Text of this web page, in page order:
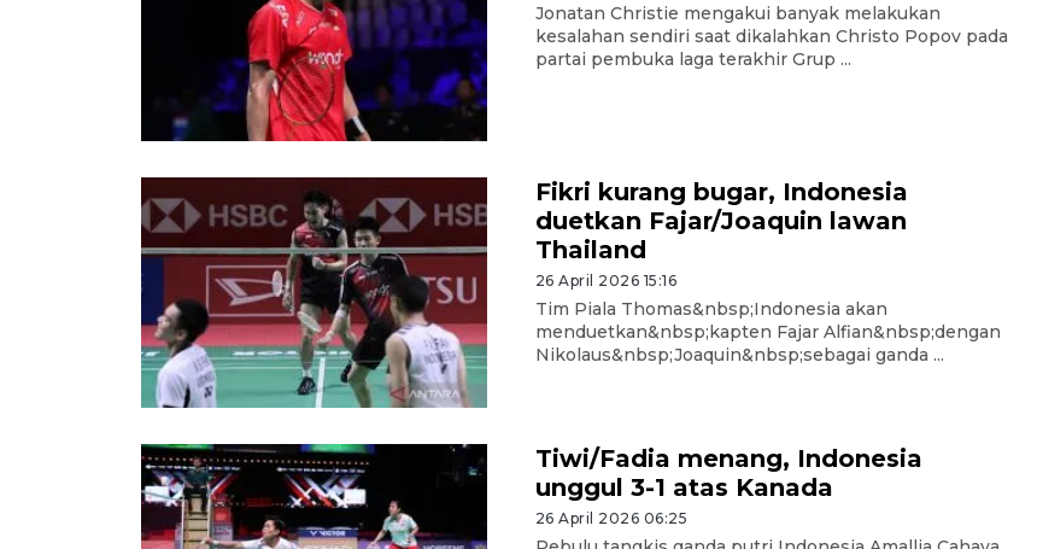
Jonatan Christie mengakui banyak melakukan
kesalahan sendiri saat dikalahkan Christo Popov pada
partai pembuka laga terakhir Grup ...
Fikri kurang bugar, Indonesia
duetkan Fajar/Joaquin lawan
Thailand
26 April 2026 15:16
Tim Piala Thomas&nbsp;Indonesia akan
menduetkan&nbsp;kapten Fajar Alfian&nbsp;dengan
Nikolaus&nbsp;Joaquin&nbsp;sebagai ganda ...
Tiwi/Fadia menang, Indonesia
unggul 3-1 atas Kanada
26 April 2026 06:25